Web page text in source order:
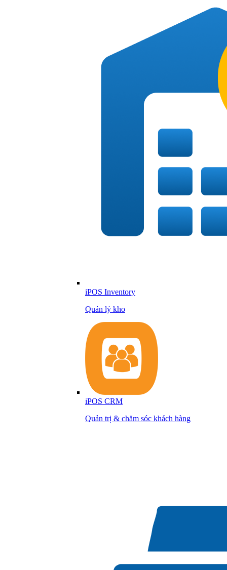
iPOS Inventory
Quản lý kho
iPOS CRM
Quản trị & chăm sóc khách hàng